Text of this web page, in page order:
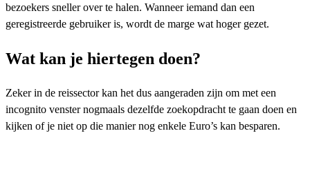
bezoekers sneller over te halen. Wanneer iemand dan een
geregistreerde gebruiker is, wordt de marge wat hoger gezet.
Wat kan je hiertegen doen?
Zeker in de reissector kan het dus aangeraden zijn om met een
incognito venster nogmaals dezelfde zoekopdracht te gaan doen en
kijken of je niet op die manier nog enkele Euro’s kan besparen.